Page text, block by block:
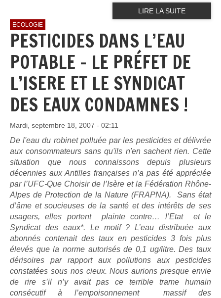
LIRE LA SUITE
ECOLOGIE
PESTICIDES DANS L’EAU
POTABLE - LE PRÉFET DE
L’ISERE ET LE SYNDICAT
DES EAUX CONDAMNES !
Mardi, septembre 18, 2007 - 02:11
De l'eau du robinet polluée par les pesticides et délivrée
aux consommateurs sans qu'ils n'en sachent rien. Cette
situation que nous connaissons depuis plusieurs
décennies aux Antilles françaises n’a pas été appréciée
par l’UFC-Que Choisir de l’Isère et la Fédération Rhône-
Alpes de Protection de la Nature (FRAPNA). Sans état
d’âme et soucieuses de la santé et des intérêts de ses
usagers, elles portent plainte contre… l’Etat et le
Syndicat des eaux*. Le motif ? L’eau distribuée aux
abonnés contenait des taux en pesticides 3 fois plus
élevés que la norme autorisés de 0,1 ug/litre. Des taux
dérisoires par rapport aux pollutions aux pesticides
constatées sous nos cieux. Nous aurions presque envie
de rire s’il n’y avait pas ce terrible trame humain
consécutif à l’empoisonnement massif des